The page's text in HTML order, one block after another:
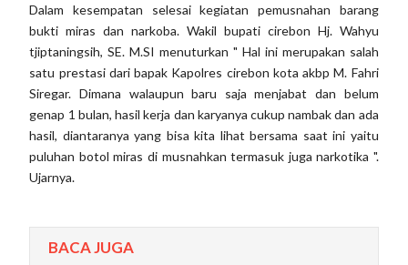
Dalam kesempatan selesai kegiatan pemusnahan barang
bukti miras dan narkoba. Wakil bupati cirebon Hj. Wahyu
tjiptaningsih, SE. M.SI menuturkan " Hal ini merupakan salah
satu prestasi dari bapak Kapolres cirebon kota akbp M. Fahri
Siregar. Dimana walaupun baru saja menjabat dan belum
genap 1 bulan, hasil kerja dan karyanya cukup nambak dan ada
hasil, diantaranya yang bisa kita lihat bersama saat ini yaitu
puluhan botol miras di musnahkan termasuk juga narkotika ".
Ujarnya.
BACA JUGA